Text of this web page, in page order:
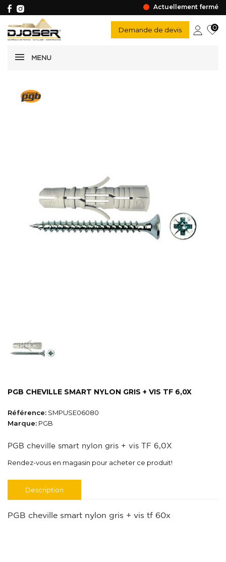
Actuellement fermé
MENU
Demande de devis 0
PGB CHEVILLE SMART NYLON GRIS + VIS TF 6,0X
Référence: SMPUSE06080
Marque: PGB
PGB cheville smart nylon gris + vis TF 6,0X
Rendez-vous en magasin pour acheter ce produit!
Description
PGB cheville smart nylon gris + vis tf 60x